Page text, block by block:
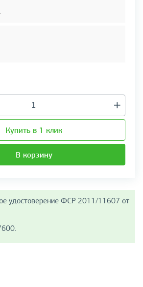
Купить в 1 клик
В корзину
удостоверение ФСР 2011/11607 от